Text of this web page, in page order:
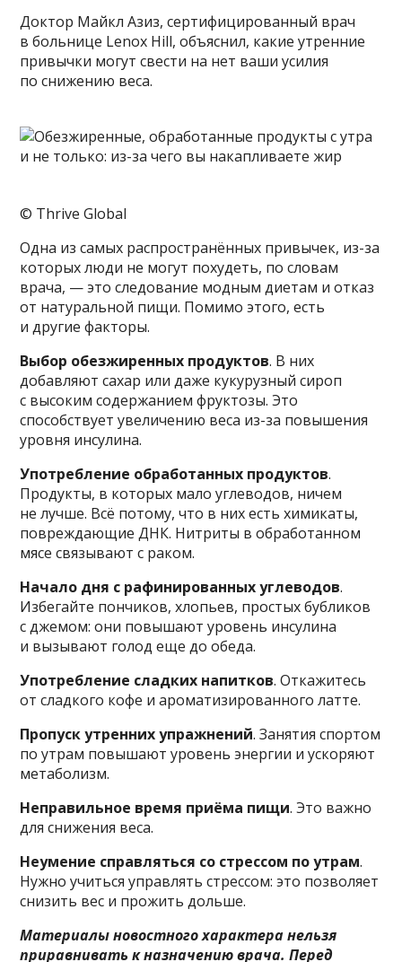
Доктор Майкл Азиз, сертифицированный врач
в больнице Lenox Hill, объяснил, какие утренние
привычки могут свести на нет ваши усилия
по снижению веса.
© Thrive Global
Одна из самых распространённых привычек, из-за
которых люди не могут похудеть, по словам
врача, — это следование модным диетам и отказ
от натуральной пищи. Помимо этого, есть
и другие факторы.
Выбор обезжиренных продуктов. В них
добавляют сахар или даже кукурузный сироп
с высоким содержанием фруктозы. Это
способствует увеличению веса из-за повышения
уровня инсулина.
Употребление обработанных продуктов.
Продукты, в которых мало углеводов, ничем
не лучше. Всё потому, что в них есть химикаты,
повреждающие ДНК. Нитриты в обработанном
мясе связывают с раком.
Начало дня с рафинированных углеводов.
Избегайте пончиков, хлопьев, простых бубликов
с джемом: они повышают уровень инсулина
и вызывают голод еще до обеда.
Употребление сладких напитков. Откажитесь
от сладкого кофе и ароматизированного латте.
Пропуск утренних упражнений. Занятия спортом
по утрам повышают уровень энергии и ускоряют
метаболизм.
Неправильное время приёма пищи. Это важно
для снижения веса.
Неумение справляться со стрессом по утрам.
Нужно учиться управлять стрессом: это позволяет
снизить вес и прожить дольше.
Материалы новостного характера нельзя
приравнивать к назначению врача. Перед